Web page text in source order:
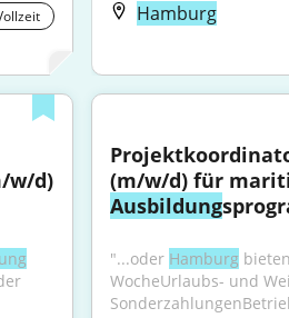
Hamburg
w/d)
Ausbildung
"...oder Hamburg
WocheUrlaubs- und